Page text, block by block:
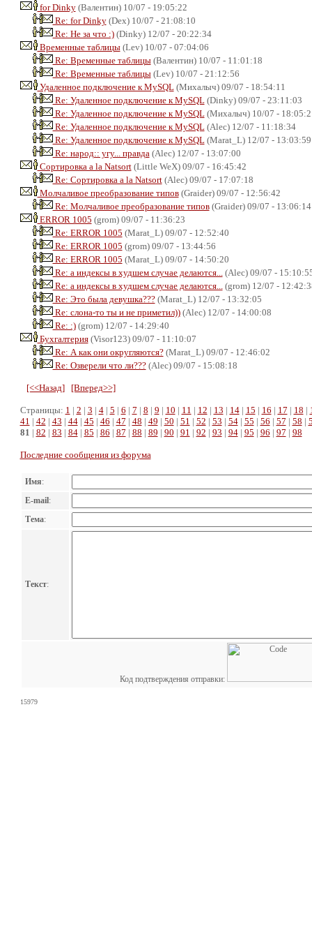
for Dinky(Валентин) 10/07 - 19:05:22
Re: for Dinky(Dex) 10/07 - 21:08:10
Re: Не за что :)(Dinky) 12/07 - 20:22:34
Временные таблицы(Lev) 10/07 - 07:04:06
Re: Временные таблицы(Валентин) 10/07 - 11:01:18
Re: Временные таблицы(Lev) 10/07 - 21:12:56
Удаленное подключение к MySQL(Михалыч) 09/07 - 18:54:11
Re: Удаленное подключение к MySQL(Dinky) 09/07 - 23:11:03
Re: Удаленное подключение к MySQL(Михалыч) 10/07 -
Re: Удаленное подключение к MySQL(Alec) 12/07 - 11:18:34
Re: Удаленное подключение к MySQL(Marat_L) 12/07 - 13:03:59
Re: народ:: угу... правда (Alec) 12/07 - 13:07:00
Сортировка a la Natsort(Little WeX) 09/07 - 16:45:42
Re: Сортировка a la Natsort(Alec) 09/07 - 17:07:18
Молчаливое преобразование типов(Graider) 09/07 - 12:56:42
Re: Молчаливое преобразование типов(Graider) 09/07 - 13:06:14
ERROR 1005 (grom) 09/07 - 11:36:23
Re: ERROR 1005 (Marat_L) 09/07 - 12:52:40
Re: ERROR 1005 (grom) 09/07 - 13:44:56
Re: ERROR 1005 (Marat_L) 09/07 - 14:50:20
Re: а индексы в худшем случае делаются...
(Alec) 09/07 -
Re: а индексы в худшем случае делаются...
(grom) 12/07 -
Re: Это была девушка???(Marat_L) 12/07 - 13:32:05
Re: слона-то ты и не приметил))(Alec) 12/07 - 14:00:08
Re: :)(grom) 12/07 - 14:29:40
Бухгалтерия(Visor123) 09/07 - 11:10:07
Re: А как они округляются?(Marat_L) 09/07 - 12:46:02
Re: Озверели что ли???(Alec) 09/07 - 15:08:18
[<<Назад] [Вперед>>]
Страницы: 1 | 2 | 3 | 4| 5 | 6 | 7 | 8 | 9 | 10 | 11 | 12 | 13 | 14| 15 | 16 | 17 | 18 |
41 | 42 | 43 | 44| 45 | 46 | 47 | 48 | 49 | 50 | 51 | 52 | 53 | 54| 55 | 56 | 57 | 58 |
81 | 82 | 83 | 84| 85 | 86 | 87 | 88 | 89 | 90 | 91 | 92 | 93 | 94| 95 | 96 | 97 | 98
Последние сообщения из форума
Имя:
E-mail:
Тема:
Текст:
Код подтверждения отправки:
15979